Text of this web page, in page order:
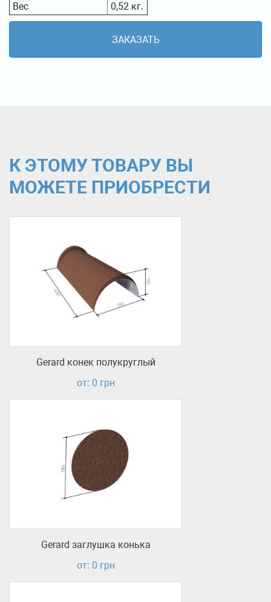
Вес
0,52 кг.
ЗАКАЗАТЬ
К ЭТОМУ ТОВАРУ ВЫ
МОЖЕТЕ ПРИОБРЕСТИ
Gerard конек полукруглый
от: 0 грн
Gerard заглушка конька
от: 0 грн